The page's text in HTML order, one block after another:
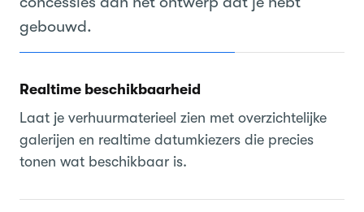
gebouwd.
Realtime beschikbaarheid
Laat je verhuurmaterieel zien met overzichtelijke
galerijen en realtime datumkiezers die precies
tonen wat beschikbaar is.